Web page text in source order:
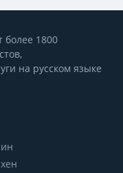
более 1800
на русском языке